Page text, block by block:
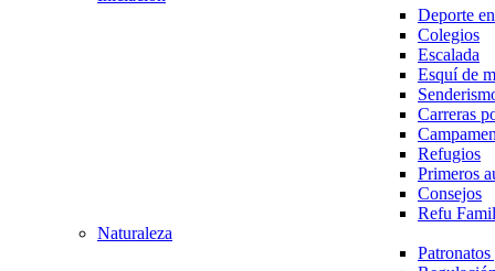
Deporte
Colegios
Escalada
Esquí de
Carreras
Refugios
Primeros
Consejos
Refu
Naturaleza